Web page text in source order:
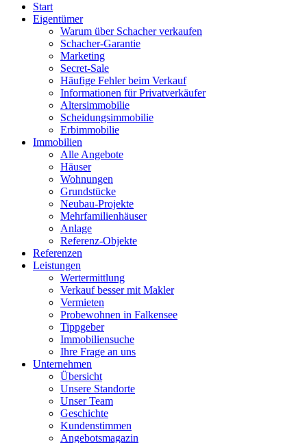
Start
Eigentümer
Warum über Schacher verkaufen
Schacher-Garantie
Marketing
Secret-Sale
Häufige Fehler beim Verkauf
Informationen für Privatverkäufer
Altersimmobilie
Scheidungsimmobilie
Erbimmobilie
Immobilien
Alle Angebote
Häuser
Wohnungen
Grundstücke
Neubau-Projekte
Mehrfamilienhäuser
Anlage
Referenz-Objekte
Referenzen
Leistungen
Wertermittlung
Verkauf besser mit Makler
Vermieten
Probewohnen in Falkensee
Tippgeber
Immobiliensuche
Ihre Frage an uns
Unternehmen
Übersicht
Unsere Standorte
Unser Team
Geschichte
Kundenstimmen
Angebotsmagazin